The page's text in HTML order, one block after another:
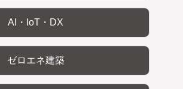
AI・IoT・DX
ゼロエネ建築